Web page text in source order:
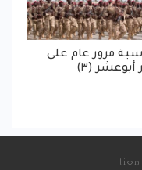
مرور عام على
أبوعشر (٣)
معنا